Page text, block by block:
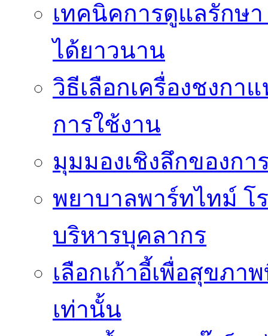
เทคนิคการดูแลรักษา
ได้ยาวนาน
วิธีเลือกเครื่องชงกา
การใช้งาน
มุมมองเชิงลึกของก
พยาบาลพาร์ทไทม์ โ
บริหารบุคลากร
เลือกเก้าอี้เพื่อสุขภา
เท่านั้น